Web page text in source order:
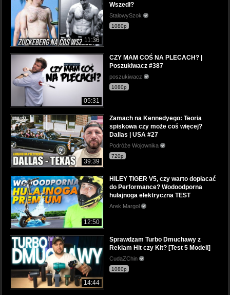
11:36
Wszedł?
StalowySzok
1080p
05:31
CZY MAM COŚ NA PLECACH? |
Poszukiwacz #387
poszukiwacz
1080p
39:39
Zamach na Kennedyego: Teoria
spiskowa czy może coś więcej?
Dallas | USA #27
Podróże Wojownika
720p
12:50
HILEY TIGER V5, czy warto dopłacać
do Performance? Wodoodporna
hulajnoga elektryczna TEST
Arek Margol
14:44
Sprawdzam Turbo Dmuchawy z
Reklam Hit czy Kit? [Test 5 Modeli]
CudaZChin
1080p